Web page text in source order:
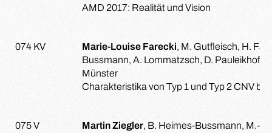
AMD 2017: Realität und Vision
074 KV Marie-Louise Farecki, M. Gutfleisch, H.
Bussmann, A. Lommatzsch, D. Pauleikhoff
Münster
Charakteristika von Typ 1 und Typ 2 CNV
075 V Martin Ziegler, B. Heimes-Bussmann, M.-